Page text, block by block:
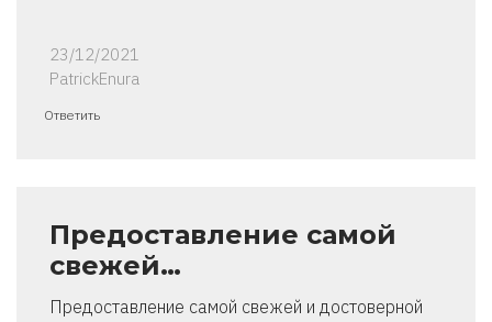
23/12/2021
PatrickEnura
Ответить
Предоставление самой
свежей…
Предоставление самой свежей и достоверной